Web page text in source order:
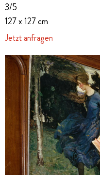
3/5
127 x 127 cm
Jetzt anfragen